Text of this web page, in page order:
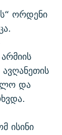
ორდენი
და
ისინი